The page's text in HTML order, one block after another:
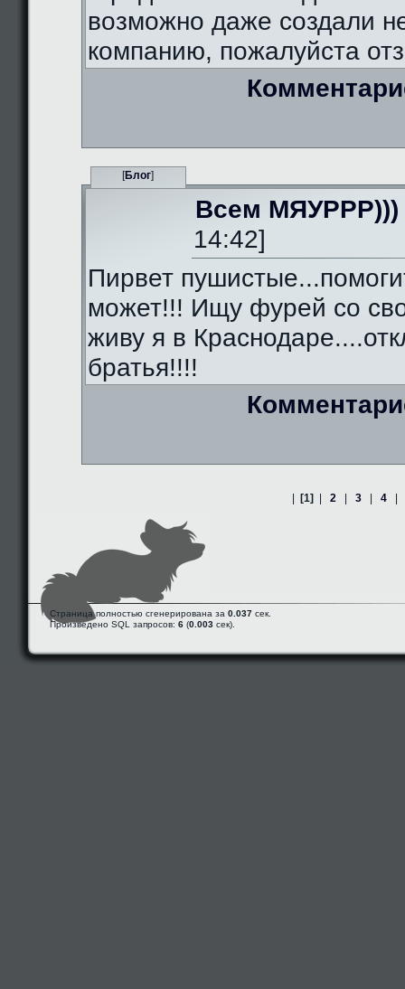
возможно даже создали
компанию, пожалуйста
[Блог]
Всем МЯУРРР)))
14:42]
Пирвет
может!!! Ищу фурей со
живу я в
братья!!!!
[1] 2 3 4
Страница полностью сгенерирована за 0.037 сек.
Произведено SQL запросов: 6 (0.003 сек).